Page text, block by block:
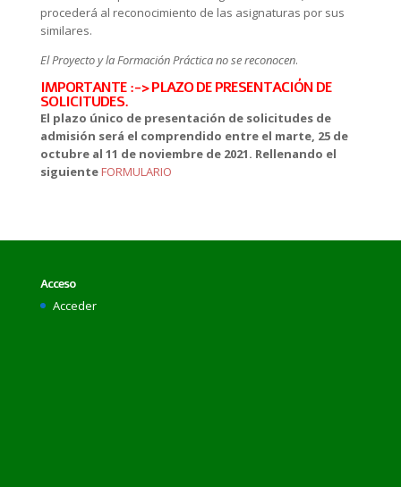
procederá al reconocimiento de las asignaturas por sus
similares.
El Proyecto y la Formación Práctica no se reconocen.
IMPORTANTE :-> PLAZO DE PRESENTACIÓN DE
SOLICITUDES.
El plazo único de presentación de solicitudes de
admisión será el comprendido entre el marte, 25 de
octubre al 11 de noviembre de 2021. Rellenando el
siguiente FORMULARIO
Acceso
Acceder